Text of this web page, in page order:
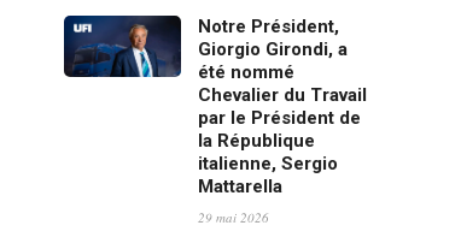
Notre Président,
Giorgio Girondi, a
été nommé
Chevalier du Travail
par le Président de
la République
italienne, Sergio
Mattarella
29 mai 2026